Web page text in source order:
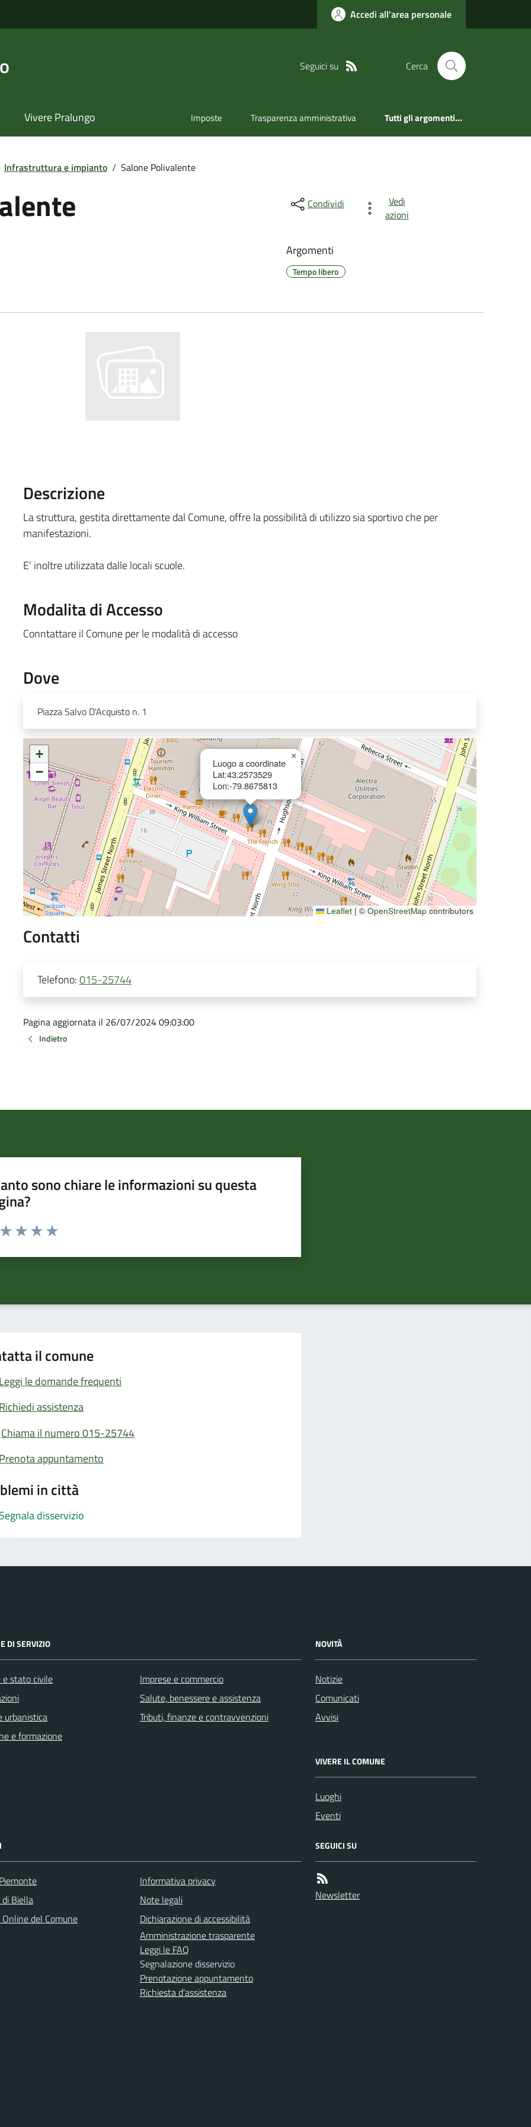
Accedi all'area personale
Seguici su Cerca
Vivere Pralungo Imposte Trasparenza amministrativa Tutti gli argomenti...
Infrastruttura e impianto / Salone Polivalente
Condividi
Vedi
azioni
Argomenti
Tempo libero
Descrizione
La struttura, gestita direttamente dal Comune, offre la possibilità di utilizzo sia sportivo che per
manifestazioni.
E' inoltre utilizzata dalle locali scuole.
Modalita di Accesso
Conntattare il Comune per le modalità di accesso
Dove
Piazza Salvo D'Acquisto n. 1
Luogo a coordinate
Lat:43.2573529
Lon:-79.8675813
×
+
−
Leaflet | © OpenStreetMap contributors
Contatti
Telefono:015-25744
Pagina aggiornata il 26/07/2024 09:03:00
Indietro
sono chiare le informazioni su questa
da 1 a 5 stelle la pagina
il comune
Leggi le domande frequenti
Richiedi assistenza
Chiama il numero 015-25744
Prenota appuntamento
in città
Segnala disservizio
DI SERVIZIO
e stato civile
urbanistica
e formazione
Imprese e commercio
Salute, benessere e assistenza
Tributi, finanze e contravvenzioni
NOVITÀ
Notizie
Comunicati
Avvisi
VIVERE IL COMUNE
Luoghi
Eventi
Biella
del Comune
Informativa privacy
Note legali
Dichiarazione di accessibilità
Amministrazione trasparente
Leggi le FAQ
Segnalazione disservizio
Prenotazione appuntamento
Richiesta d'assistenza
SEGUICI SU
Newsletter